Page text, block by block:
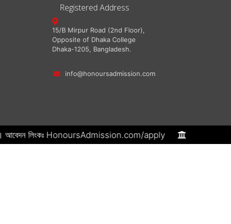
আবেদন লিংকঃ HonoursAdmission.com/apply
Registered Address
15/B Mirpur Road (2nd Floor),
Opposite of Dhaka College
Dhaka-1205, Bangladesh.
info@honoursadmission.com